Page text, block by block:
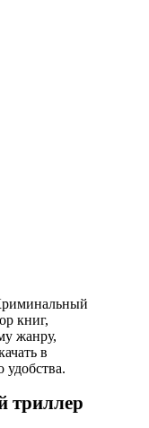
книг,
жанру,
в
удобства.
триллер